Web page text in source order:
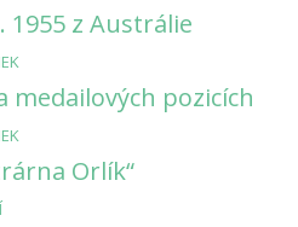
1955 z Austrálie
medailových pozicích
Orlík“